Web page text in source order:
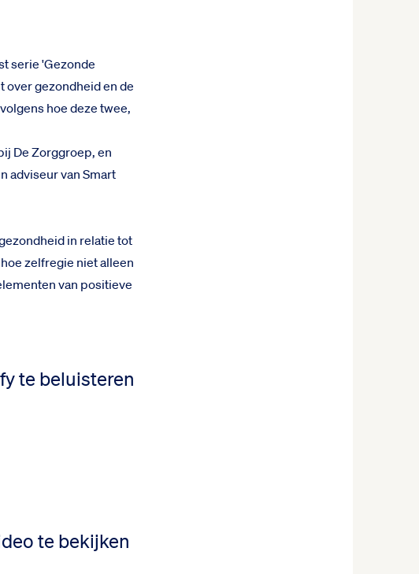
serie 'Gezonde
over gezondheid en de
hoe deze twee,
De Zorggroep, en
adviseur van Smart
in relatie tot
zelfregie niet alleen
van positieve
te beluisteren
te bekijken